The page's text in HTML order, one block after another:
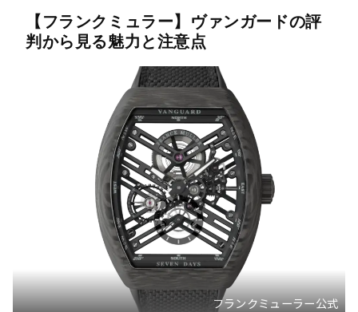
【フランクミュラー】ヴァンガードの評
判から見る魅力と注意点
フランクミューラー公式